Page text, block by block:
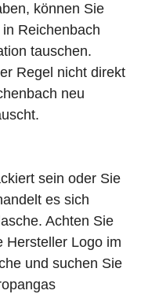
können Sie
Reichenbach
tauschen.
Regel nicht direkt
neu
sein oder Sie
es sich
Achten Sie
Hersteller Logo im
und suchen Sie